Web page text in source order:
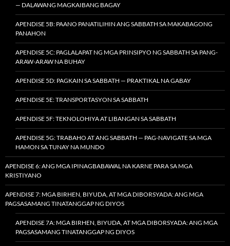
— DALAWANG MAGKAIBANG BAGAY
APENDISE 5B: PAANO PANATILIHIN ANG SABBATH SA MAKABAGONG
PANAHON
APENDISE 5C: PAGLALAPAT NG MGA PRINSIPYO NG SABBATH SA PANG-
ARAW-ARAW NA BUHAY
APENDISE 5D: PAGKAIN SA SABBATH — PRAKTIKAL NA GABAY
APENDISE 5E: TRANSPORTASYON SA SABBATH
APENDISE 5F: TEKNOLOHIYA AT LIBANGAN SA SABBATH
APENDISE 5G: TRABAHO AT ANG SABBATH — PAG-NAVIGATE SA MGA
HAMON SA TUNAY NA MUNDO
APENDISE 6: ANG MGA IPINAGBABAWAL NA KARNE PARA SA MGA
KRISTIYANO
APENDISE 7: MGA BIRHEN, BIYUDA, AT MGA DIBORSYADA: ANG MGA
PAGSASAMANG TINATANGGAP NG DIYOS
APENDISE 7A: MGA BIRHEN, BIYUDA, AT MGA DIBORSYADA: ANG MGA
PAGSASAMANG TINATANGGAP NG DIYOS